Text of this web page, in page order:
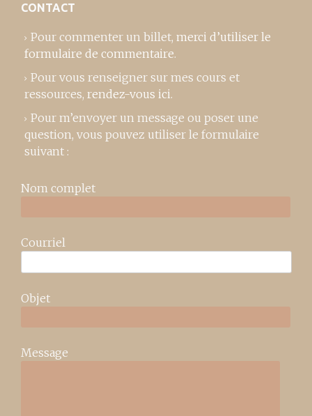
CONTACT
Pour commenter un billet, merci d’utiliser le
formulaire de commentaire.
Pour vous renseigner sur mes cours et
ressources, rendez-vous ici.
Pour m’envoyer un message ou poser une
question, vous pouvez utiliser le formulaire
suivant :
Nom complet
Courriel
Objet
Message